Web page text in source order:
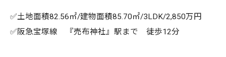
✅土地面積82.56㎡/建物面積85.70㎡/3LDK/2,850万円
✅阪急宝塚線 『売布神社』駅まで 徒歩12分